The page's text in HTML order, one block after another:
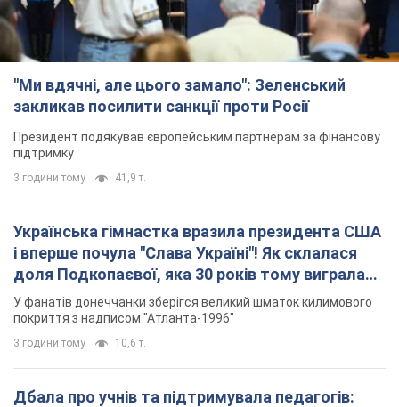
"Ми вдячні, але цього замало": Зеленський
закликав посилити санкції проти Росії
Президент подякував європейським партнерам за фінансову
підтримку
3 години тому 41,9 т.
Українська гімнастка вразила президента США
і вперше почула "Слава Україні"! Як склалася
доля Подкопаєвої, яка 30 років тому виграла
"золото" Олімпіади
У фанатів донеччанки зберігся великий шматок килимового
покриття з надписом "Атланта-1996"
3 години тому 10,6 т.
Дбала про учнів та підтримувала педагогів: